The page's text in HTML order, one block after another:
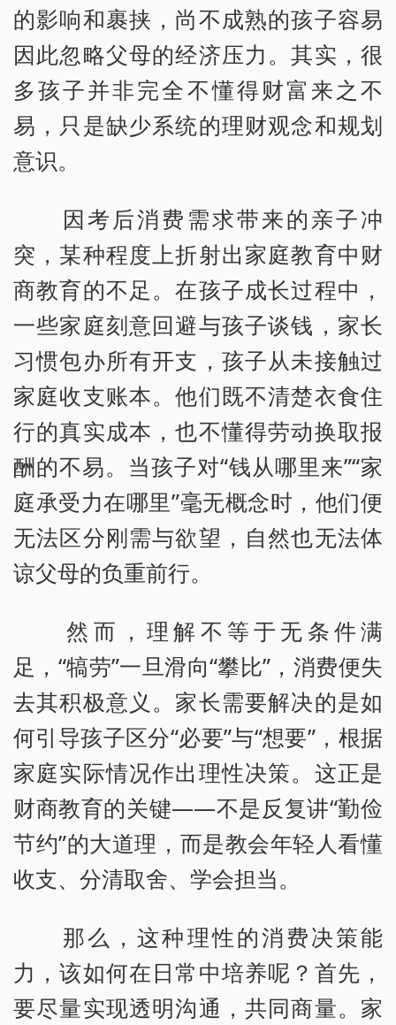
的影响和裹挟，尚不成熟的孩子容易
因此忽略父母的经济压力。其实，很
多孩子并非完全不懂得财富来之不
易，只是缺少系统的理财观念和规划
意识。
因考后消费需求带来的亲子冲
突，某种程度上折射出家庭教育中财
商教育的不足。在孩子成长过程中，
一些家庭刻意回避与孩子谈钱，家长
习惯包办所有开支，孩子从未接触过
家庭收支账本。他们既不清楚衣食住
行的真实成本，也不懂得劳动换取报
酬的不易。当孩子对“钱从哪里来”“家
庭承受力在哪里”毫无概念时，他们便
无法区分刚需与欲望，自然也无法体
谅父母的负重前行。
然而，理解不等于无条件满
足，“犒劳”一旦滑向“攀比”，消费便失
去其积极意义。家长需要解决的是如
何引导孩子区分“必要”与“想要”，根据
家庭实际情况作出理性决策。这正是
财商教育的关键——不是反复讲“勤俭
节约”的大道理，而是教会年轻人看懂
收支、分清取舍、学会担当。
那么，这种理性的消费决策能
力，该如何在日常中培养呢？首先，
要尽量实现透明沟通，共同商量。家